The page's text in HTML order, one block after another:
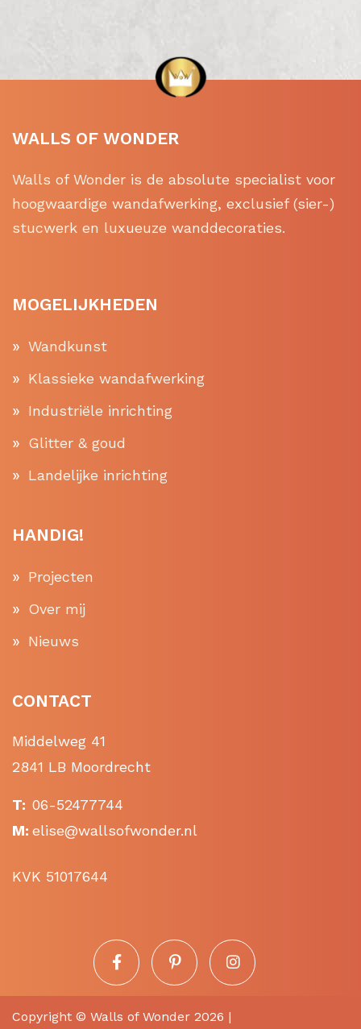
WALLS OF WONDER
Walls of Wonder is de absolute specialist voor
hoogwaardige wandafwerking, exclusief (sier-)
stucwerk en luxueuze wanddecoraties.
MOGELIJKHEDEN
Wandkunst
Klassieke wandafwerking
Industriële inrichting
Glitter & goud
Landelijke inrichting
HANDIG!
Projecten
Over mij
Nieuws
CONTACT
Middelweg 41
2841 LB Moordrecht
T: 06-52477744
M: elise@wallsofwonder.nl
KVK 51017644
Copyright © Walls of Wonder 2026 |